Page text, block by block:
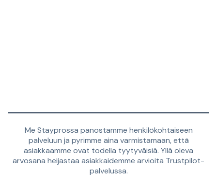
Me Stayprossa panostamme henkilökohtaiseen
palveluun ja pyrimme aina varmistamaan, että
asiakkaamme ovat todella tyytyväisiä. Yllä oleva
arvosana heijastaa asiakkaidemme arvioita Trustpilot-
palvelussa.